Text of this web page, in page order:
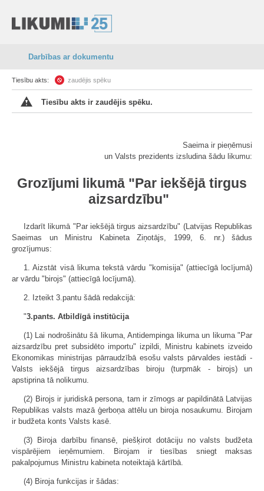
Darbības ar dokumentu
Tiesību akts: zaudējis spēku
Tiesību akts ir zaudējis spēku.
Saeima ir pieņēmusi
un Valsts prezidents izsludina šādu likumu:
Grozījumi likumā "Par iekšējā tirgus
aizsardzību"
Izdarīt likumā "Par iekšējā tirgus aizsardzību" (Latvijas Republikas
Saeimas un Ministru Kabineta Ziņotājs, 1999, 6. nr.) šādus
grozījumus:
1. Aizstāt visā likuma tekstā vārdu "komisija" (attiecīgā locījumā)
ar vārdu "birojs" (attiecīgā locījumā).
2. Izteikt 3.pantu šādā redakcijā:
"3.pants. Atbildīgā institūcija
(1) Lai nodrošinātu šā likuma, Antidempinga likuma un likuma "Par
aizsardzību pret subsidēto importu" izpildi, Ministru kabinets izveido
Ekonomikas ministrijas pārraudzībā esošu valsts pārvaldes iestādi -
Valsts iekšējā tirgus aizsardzības biroju (turpmāk - birojs) un
apstiprina tā nolikumu.
(2) Birojs ir juridiskā persona, tam ir zīmogs ar papildinātā Latvijas
Republikas valsts mazā ģerboņa attēlu un biroja nosaukumu. Birojam
ir budžeta konts Valsts kasē.
(3) Biroja darbību finansē, piešķirot dotāciju no valsts budžeta
vispārējiem ieņēmumiem. Birojam ir tiesības sniegt maksas
pakalpojumus Ministru kabineta noteiktajā kārtībā.
(4) Biroja funkcijas ir šādas: